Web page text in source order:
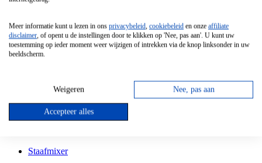
Vrijstaande Magnetron
Vrijstaande Kookplaat
Inbouw Gaskookplaat
Inbouw Keramische Kookplaat
Kookplaat Accessoires
Staafmixer
Meer informatie kunt u lezen in ons privacybeleid, cookiebeleid en onze affiliate
disclaimer, of opent u de instellingen door te klikken op 'Nee, pas aan'. U kunt uw
toestemming op ieder moment weer wijzigen of intrekken via de knop linksonder in uw
beeldscherm.
Weigeren Nee, pas aan
Accepteer alles